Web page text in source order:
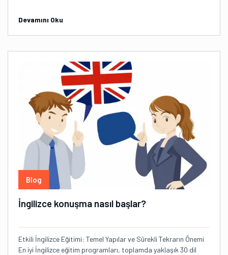
Devamını Oku
Blog
İngilizce konuşma nasıl başlar?
Etkili İngilizce Eğitimi: Temel Yapılar ve Sürekli Tekrarın Önemi
En iyi İngilizce eğitim programları, toplamda yaklaşık 30 dil